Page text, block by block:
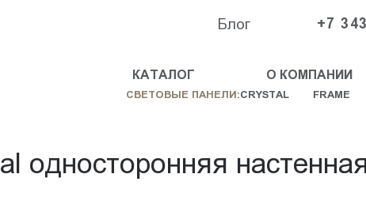
Блог +7
КАТАЛОГ О КОМПАНИИ
СВЕТОВЫЕ ПАНЕЛИ:CRYSTAL FRAME
односторонняя